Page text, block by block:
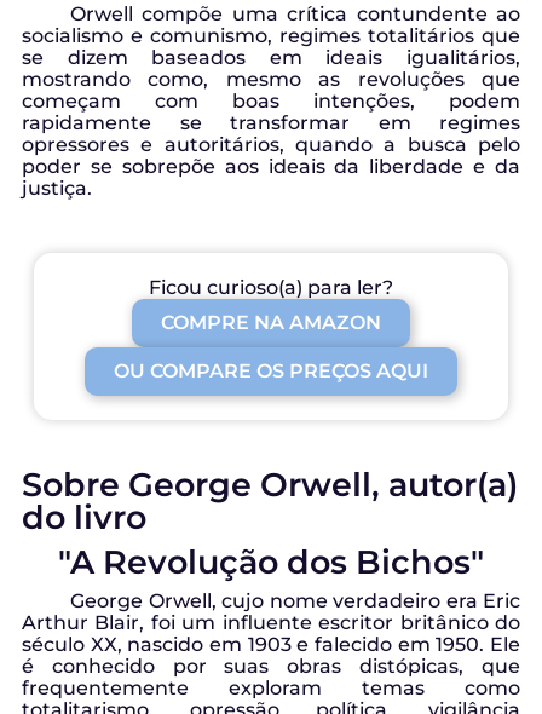
Orwell compõe uma crítica contundente ao
socialismo e comunismo, regimes totalitários que
se dizem baseados em ideais igualitários,
mostrando como, mesmo as revoluções que
começam com boas intenções, podem
rapidamente se transformar em regimes
opressores e autoritários, quando a busca pelo
poder se sobrepõe aos ideais da liberdade e da
justiça.
Ficou curioso(a) para ler?
COMPRE NA AMAZON
OU COMPARE OS PREÇOS AQUI
Sobre George Orwell, autor(a)
do livro
"A Revolução dos Bichos"
George Orwell, cujo nome verdadeiro era Eric
Arthur Blair, foi um influente escritor britânico do
século XX, nascido em 1903 e falecido em 1950. Ele
é conhecido por suas obras distópicas, que
frequentemente exploram temas como